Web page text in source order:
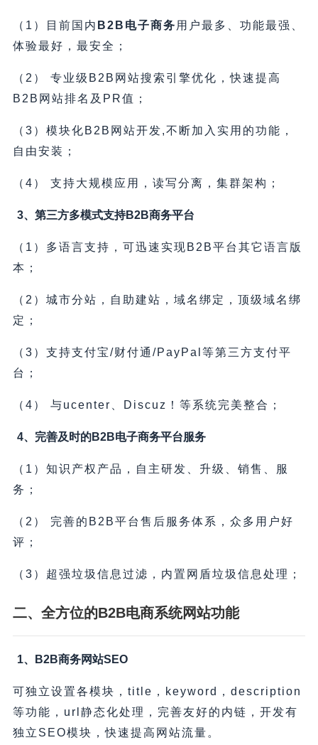
（1）目前国内 B2B电子商务 用户最多、功能最强、
体验最好，最安全；
（2） 专业级B2B网站搜索引擎优化，快速提高
B2B网站排名及PR值；
（3）模块化B2B网站开发,不断加入实用的功能，
自由安装；
（4） 支持大规模应用，读写分离，集群架构；
3、第三方多模式支持B2B商务平台
（1）多语言支持，可迅速实现B2B平台其它语言版
本；
（2）城市分站，自助建站，域名绑定，顶级域名绑
定；
（3）支持支付宝/财付通/PayPal等第三方支付平
台；
（4） 与ucenter、Discuz！等系统完美整合；
4、完善及时的B2B电子商务平台服务
（1）知识产权产品，自主研发、升级、销售、服
务；
（2） 完善的B2B平台售后服务体系，众多用户好
评；
（3）超强垃圾信息过滤，内置网盾垃圾信息处理；
二、全方位的B2B电商系统网站功能
1、B2B商务网站SEO
可独立设置各模块，title，keyword，description
等功能，url静态化处理，完善友好的内链，开发有
独立SEO模块，快速提高网站流量。